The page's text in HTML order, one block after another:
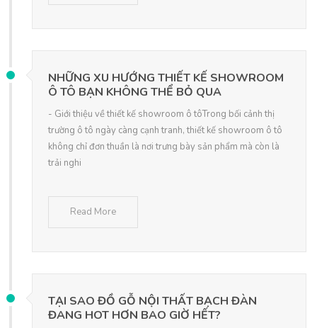
NHỮNG XU HƯỚNG THIẾT KẾ SHOWROOM
Ô TÔ BẠN KHÔNG THỂ BỎ QUA
- Giới thiệu về thiết kế showroom ô tôTrong bối cảnh thị
trường ô tô ngày càng cạnh tranh, thiết kế showroom ô tô
không chỉ đơn thuần là nơi trưng bày sản phẩm mà còn là
trải nghi
Read More
TẠI SAO ĐỒ GỖ NỘI THẤT BẠCH ĐÀN
ĐANG HOT HƠN BAO GIỜ HẾT?